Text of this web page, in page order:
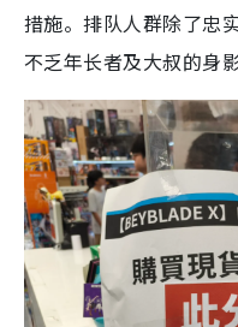
措施。排队人群除了忠
不乏年长者及大叔的身影